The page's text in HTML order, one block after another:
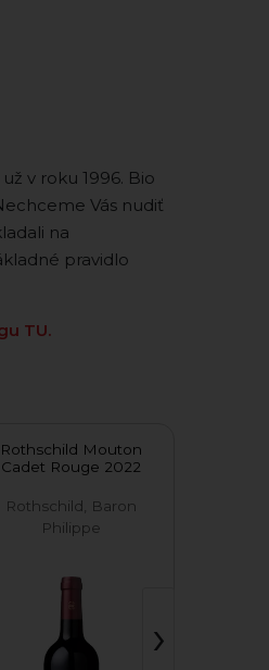
v roku 1996. Bio
Vás nudiť
na
pravidlo
TU.
Rothschild Mouton
Cadet Rouge 2022
Rothschild, Baron
Philippe
›